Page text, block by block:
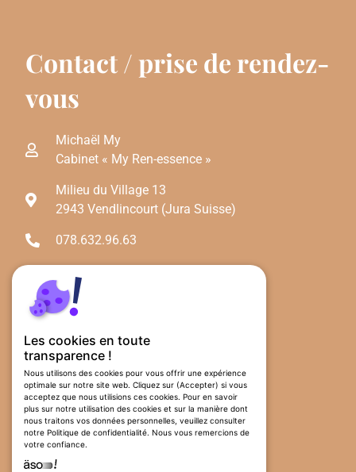
Les cookies en toute
transparence !
Nous utilisons des cookies pour vous offrir une expérience
optimale sur notre site web. Cliquez sur (Accepter) si vous
acceptez que nous utilisions ces cookies. Pour en savoir
plus sur notre utilisation des cookies et sur la manière dont
nous traitons vos données personnelles, veuillez consulter
notre Politique de confidentialité. Nous vous remercions de
votre confiance.
Contact / prise de rendez-
vous
Michaël My
Cabinet « My Ren-essence »
Milieu du Village 13
2943 Vendlincourt (Jura Suisse)
078.632.96.63